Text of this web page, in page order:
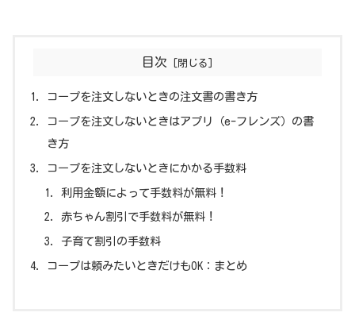
目次
コープを注文しないときの注文書の書き方
コープを注文しないときはアプリ（e-フレンズ）の書
き方
コープを注文しないときにかかる手数料
利用金額によって手数料が無料！
赤ちゃん割引で手数料が無料！
子育て割引の手数料
コープは頼みたいときだけもOK：まとめ